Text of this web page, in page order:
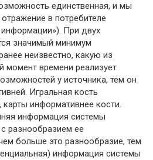
единственная, и мы
в потребителе
При двух
значимый минимум
неизвестно, какую из
времени реализует
у источника, тем он
Игральная кость
информативнее кости.
информация системы
разнообразием ее
больше это разнообразие, тем
информация системы